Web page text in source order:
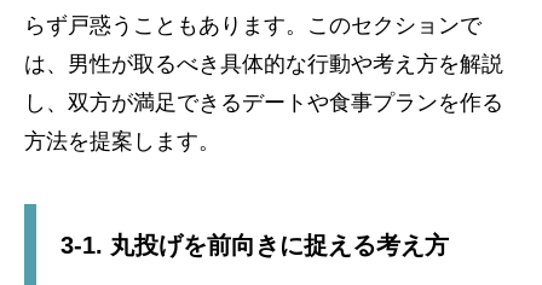
らず戸惑うこともあります。このセクションで
は、男性が取るべき具体的な行動や考え方を解説
し、双方が満足できるデートや食事プランを作る
方法を提案します。
3-1. 丸投げを前向きに捉える考え方